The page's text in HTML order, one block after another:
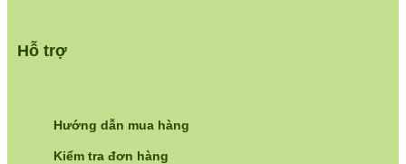
Hỗ trợ
Hướng dẫn mua hàng
Kiểm tra đơn hàng